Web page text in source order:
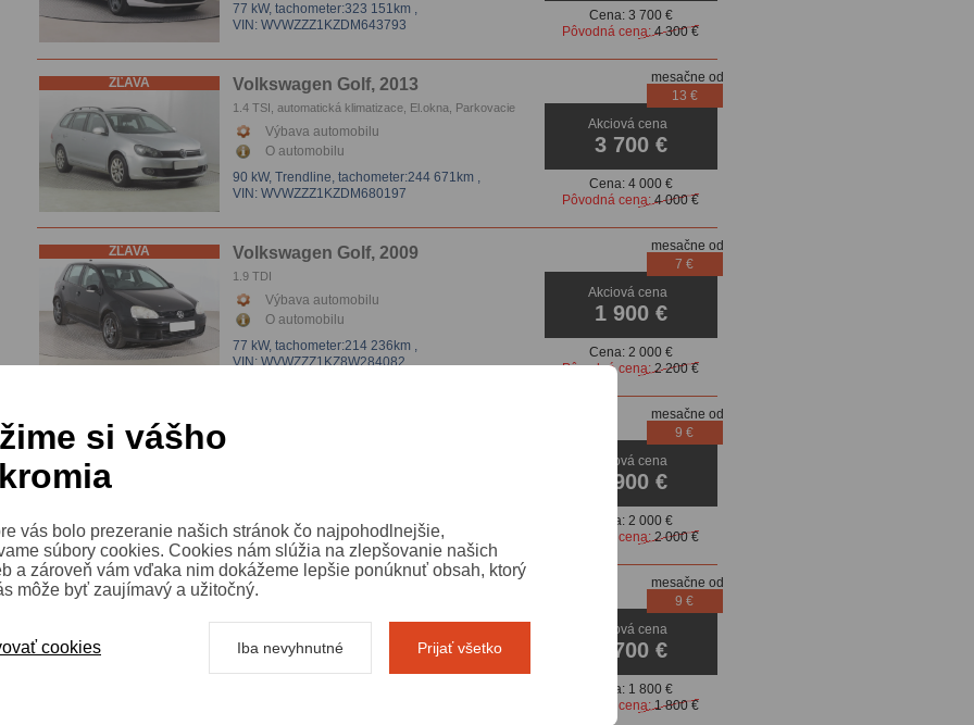
77 kW, tachometer:323 151km ,
VIN: WVWZZZ1KZDM643793
Cena:3 700 €
Pôvodná cena:4 300 €
ZĽAVA Volkswagen Golf, 2013
1.4 TSI, automatická klimatizace, El.okna, Parkovacie
senzoryVýbava automobilu
O automobilu
90 kW, Trendline, tachometer:244 671km ,
VIN: WVWZZZ1KZDM680197
Akciová cena
3 700 €
mesačne od
13 €
Cena:4 000 €
Pôvodná cena:4 000 €
ZĽAVA Volkswagen Golf, 2009
1.9 TDI
Výbava automobilu
O automobilu
77 kW, tachometer:214 236km ,
VIN: WVWZZZ1KZ8W284082
Akciová cena
1 900 €
mesačne od
7 €
Cena:2 000 €
Pôvodná cena:2 200 €
VIN: WVWZZZ1KZ8B000455
Akciová cena
1 900 €
mesačne od
9 €
Cena:2 000 €
Pôvodná cena:2 000 €
ZĽAVA Volkswagen Golf, 2004
O automobilu
Akciová cena
1 700 €
mesačne od
9 €
Cena:1 800 €
Pôvodná cena:1 800 €
si vášho
vás bolo prezeranie našich stránok čo najpohodlnejšie,
súbory cookies. Cookies nám slúžia na zlepšovanie našich
a zároveň vám vďaka nim dokážeme lepšie ponúknuť obsah, ktorý
môže byť zaujímavý a užitočný.
cookies Iba nevyhnutné Prijať všetko